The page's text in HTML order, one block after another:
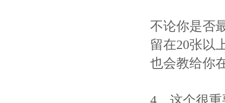
不论你是否
留在20张以
也会教给你
4、这个很